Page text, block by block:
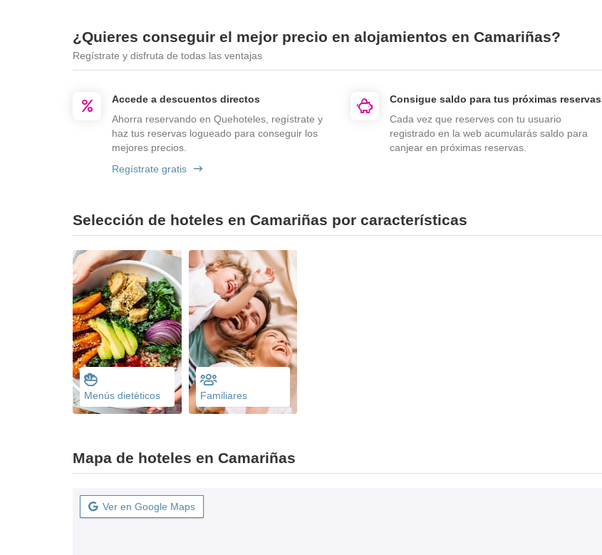
¿Quieres conseguir el mejor precio en alojamientos en Camariñas?
Regístrate y disfruta de todas las ventajas
Accede a descuentos directos
Ahorra reservando en Quehoteles, regístrate y
haz tus reservas logueado para conseguir los
mejores precios.
Regístrate gratis
Consigue saldo para tus próximas reservas
Cada vez que reserves con tu usuario
registrado en la web acumularás saldo para
canjear en próximas reservas.
Selección de hoteles en Camariñas por características
Menús dietéticos Familiares
Mapa de hoteles en Camariñas
Ver en Google Maps